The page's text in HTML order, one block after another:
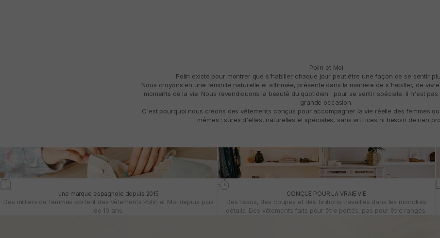
Polín et Moi
Polín existe pour montrer que s'habiller chaque jour peut être une façon de se sentir
Nous croyons en une féminité naturelle et affirmée, présente dans la manière de s'habiller, de
moments de la vie. Nous revendiquons la beauté du quotidien : pour se sentir spéciale, il n'est
grande occasion.
C'est pourquoi nous créons des vêtements conçus pour accompagner la vie réelle des femmes
mêmes : sûres d'elles, naturelles et spéciales, sans artifices ni besoin de rien
une marque espagnole depuis 2015
Des milliers de femmes portent des vêtements Polin et Moi depuis plus
de 10 ans.
CONÇUE POUR LA VRAIE VIE
Des tissus, des coupes et des finitions travaillés dans les moindres
détails. Des vêtements faits pour être portés, pas pour être rangés.